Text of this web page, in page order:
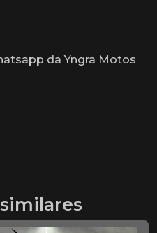
da Yngra Motos